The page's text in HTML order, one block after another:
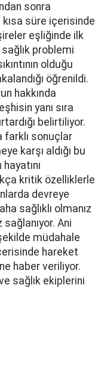
sonra
kısa süre içerisinde
eşliğinde ilk
problemi
olduğu
öğrenildi.
hakkında
yanı sıra
belirtiliyor.
farklı sonuçlar
karşı aldığı bu
kritik özelliklerle
devreye
sağlıklı olmanız
Ani
müdahale
hareket
haber veriliyor.
sağlık ekiplerini